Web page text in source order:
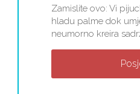
Zamislite ovo: Vi
hladu palme dok
neumorno kreira